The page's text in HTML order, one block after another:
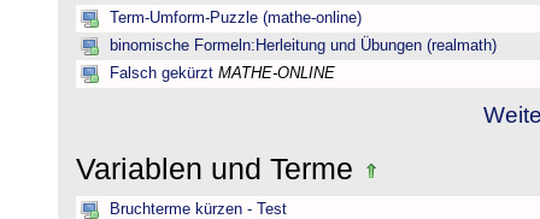
Term-Umform-Puzzle (mathe-online)
binomische Formeln:Herleitung und Übungen (realmath)
Falsch gekürzt MATHE-ONLINE
Variablen und Terme
Bruchterme kürzen - Test